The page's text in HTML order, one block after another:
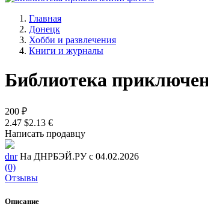
Главная
Донецк
Хобби и развлечения
Книги и журналы
Библиотека
200 ₽
2.47 $2.13 €
Написать продавцу
dnr На ДНРБЭЙ.РУ с 04.02.2026
(0)
Отзывы
Описание